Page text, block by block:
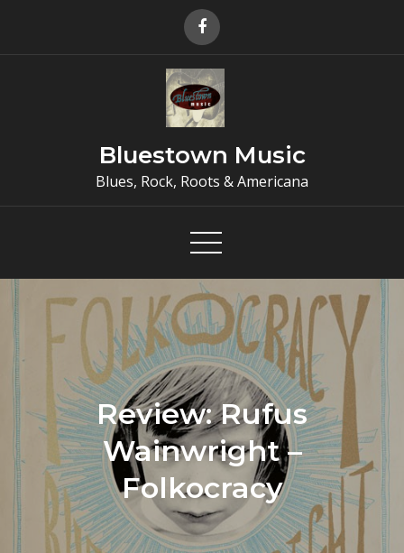
Bluestown Music
Blues, Rock, Roots & Americana
Review: Rufus
Wainwright –
Folkocracy